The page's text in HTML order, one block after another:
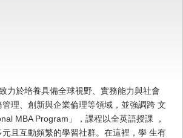
力於培養具備全球視野、實務能力與社會
理、創新與企業倫理等領域，並強調跨 文
MBA Program」，課程以全英語授課 ，
且互動頻繁的學習社群。在這裡，學 生有